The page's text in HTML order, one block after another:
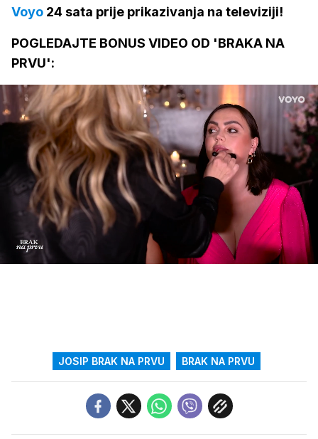
Voyo 24 sata prije prikazivanja na televiziji!
POGLEDAJTE BONUS VIDEO OD 'BRAKA NA
PRVU':
Upali
zvuk
100.00%
JOSIP BRAK NA PRVU BRAK NA PRVU